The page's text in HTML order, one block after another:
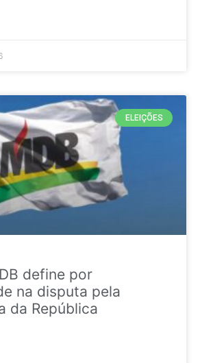
ELEIÇÕES
define por
na disputa pela
da República